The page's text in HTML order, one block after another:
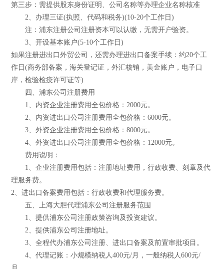
第三步：需提供股东身份证明、公司名称等办理企业名称核准
2、办理三证(执照、代码和税务)(10-20个工作日)
注：浦东注册公司注册资本可以认缴，无需开户验资。
3、开设基本账户(5-10个工作日)
如果注册进出口外贸公司，还需办理进出口备案手续：约20个工
作日(商务部备案，海关登记证，外汇核销，美金账户，电子口
岸，检验检疫许可证等)
四、浦东公司注册费用
1、内资企业注册费用全包价格：2000元。
2、内资进出口公司注册费用全包价格：6000元。
3、外资企业注册费用全包价格：8000元。
4、外资进出口公司注册费用全包价格：12000元。
费用说明：
1、企业注册费用包括：注册地址费用，行政收费、刻章及代
理服务费。
2、进出口备案费用包括：行政收费和代理服务费。
五、上海大胆代理浦东公司注册服务范围
1、提供浦东公司注册政策咨询及投资建议。
2、提供浦东公司注册地址。
3、全程代办浦东公司注册、进出口备案及前置审批项目。
4、代理记账：小规模纳税人400元/月，一般纳税人600元/